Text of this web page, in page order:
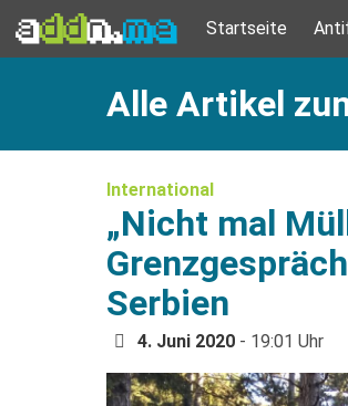
Startseite
Alle Artikel
International
„Nicht mal
Serbien
4. Juni 2020 - 19:01 Uhr